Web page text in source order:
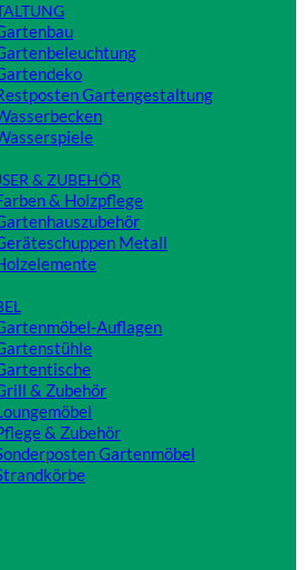
Gartengestaltung
& ZUBEHÖR
& Holzpflege
Metall
Auflagen
& Zubehör
& Zubehör
Gartenmöbel